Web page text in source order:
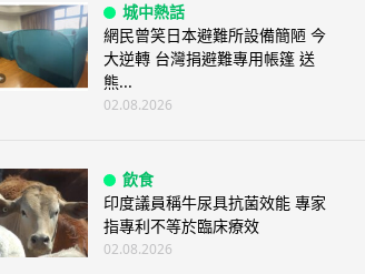
城中熱話
網民曾笑日本避難所設備簡陋 今
大逆轉 台灣捐避難專用帳篷 送
熊...
02.08.2026
飲食
印度議員稱牛尿具抗菌效能 專家
指專利不等於臨床療效
02.08.2026